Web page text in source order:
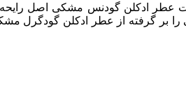
ادکلن گودنس مشکی اصل رایحه
بر گرفته از عطر ادکلن گودگرل